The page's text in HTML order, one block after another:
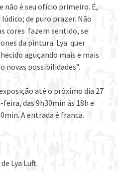
não é seu ofício primeiro. É,
de puro prazer. Não
cores fazem sentido, se
da pintura. Lya quer
aguçando mais e mais
novas possibilidades”.
até o próximo dia 27
das 9h30min às 18h e
A entrada é franca.
Lya Luft.